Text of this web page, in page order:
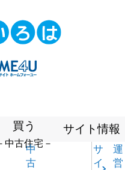
買う
中古住宅－
中
古
サイト情報
サ
イ
運
営